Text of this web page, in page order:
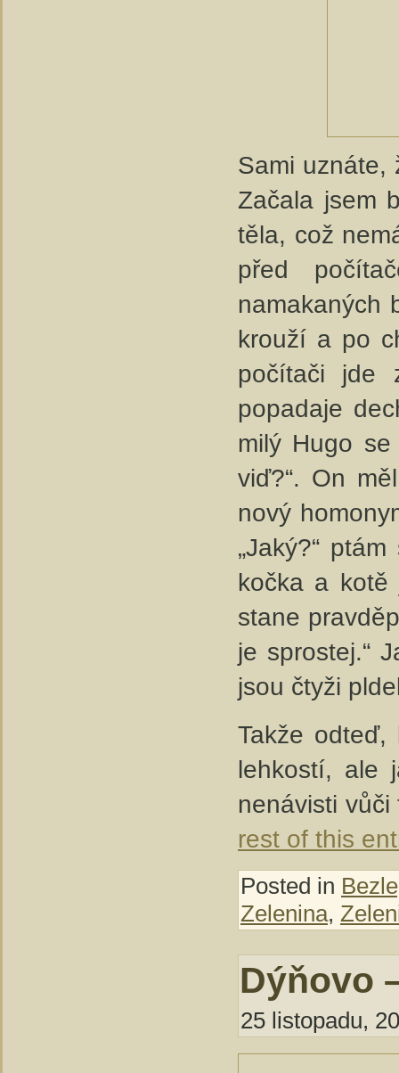
Sami uznáte,
Začala jsem
těla, což
před
namakaných
krouží a po
počítači jde
popadaje
milý Hugo
viď?“. On
nový
„Jaký?“
kočka a kotě
stane
je sprostej.“
jsou čtyži
Takže
lehkostí, ale
nenávisti
rest of this
Posted in
Zelenina,
Dýňovo
25 listopadu,